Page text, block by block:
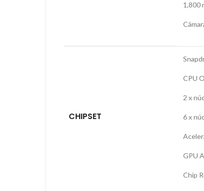
1,800
CHIPSET
CPU
2 x
6 x
GPU
Chip